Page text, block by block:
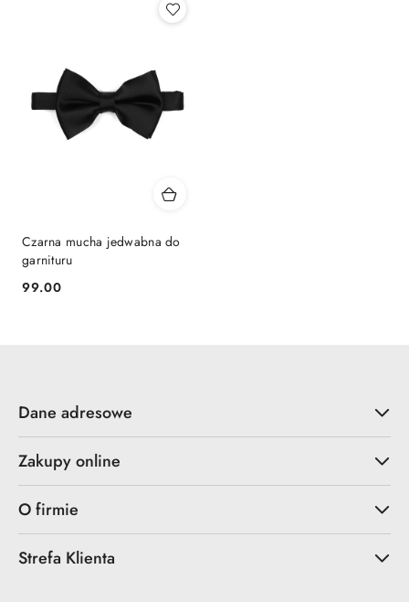
Czarna mucha jedwabna do
garnituru
Cena:
99.00
Dane adresowe
Zakupy online
O firmie
Strefa Klienta